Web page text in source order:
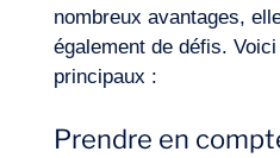
nombreux avantages,
également de défis.
principaux :
Prendre en